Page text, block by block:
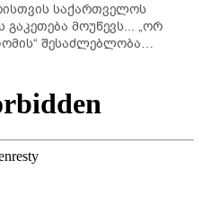
საქართველოს
გაკეთება მოუწევს... „ორ
შესაძლებლობა
- მირიან